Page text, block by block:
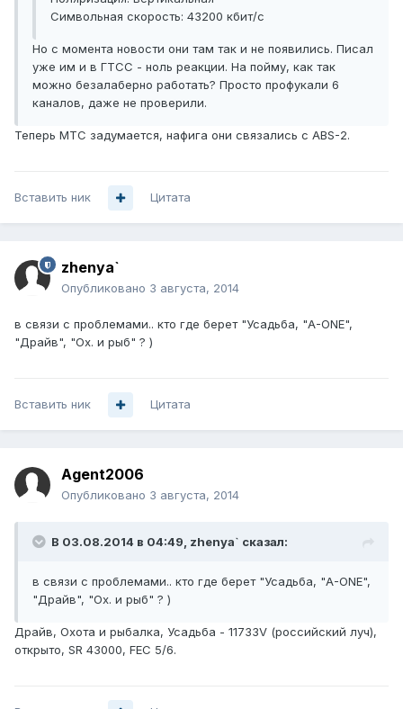
Символьная скорость: 43200 кбит/с
Но с момента новости они там так и не появились. Писал
уже им и в ГТСС - ноль реакции. На пойму, как так
можно безалаберно работать? Просто профукали 6
каналов, даже не проверили.
Теперь МТС задумается, нафига они связались с ABS-2.
Вставить ник Цитата
zhenya`
Опубликовано 3 августа, 2014
в связи с проблемами.. кто где берет "Усадьба, "A-ONE",
"Драйв", "Ох. и рыб" ? )
Вставить ник Цитата
Agent2006
Опубликовано 3 августа, 2014
В 03.08.2014 в 04:49, zhenya` сказал:
в связи с проблемами.. кто где берет "Усадьба, "A-ONE",
"Драйв", "Ох. и рыб" ? )
Драйв, Охота и рыбалка, Усадьба - 11733V (российский луч),
открыто, SR 43000, FEC 5/6.